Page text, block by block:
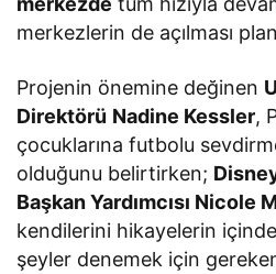
merkezlerin de açılması
Projenin önemine değinen
Direktörü Nadine Kessler,
çocuklarına futbolu
olduğunu belirtirken;
Başkan Yardımcısı Nicole
kendilerini hikayelerin
şeyler denemek için